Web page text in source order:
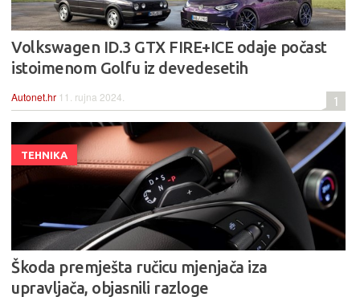
Volkswagen ID.3 GTX FIRE+ICE odaje počast
istoimenom Golfu iz devedesetih
Autonet.hr 11. rujna 2024. 1
TEHNIKA
Škoda premješta ručicu mjenjača iza
upravljača, objasnili razloge